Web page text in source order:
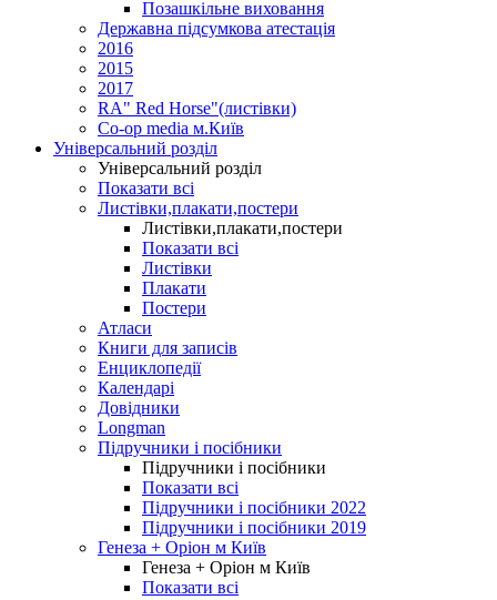
Позашкільне виховання
Державна підсумкова атестація
2016
2015
2017
RA" Red Horse"(листівки)
Co-op media м.Київ
Універсальний розділ
Універсальний розділ
Показати всі
Листівки,плакати,постери
Листівки,плакати,постери
Показати всі
Листівки
Плакати
Постери
Атласи
Книги для записів
Енциклопедії
Календарі
Довідники
Longman
Підручники і посібники
Підручники і посібники
Показати всі
Підручники і посібники 2022
Підручники і посібники 2019
Генеза + Оріон м Київ
Генеза + Оріон м Київ
Показати всі